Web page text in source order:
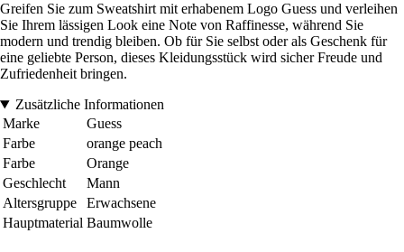
Greifen Sie zum Sweatshirt mit erhabenem Logo Guess und verleihen
Sie Ihrem lässigen Look eine Note von Raffinesse, während Sie
modern und trendig bleiben. Ob für Sie selbst oder als Geschenk für
eine geliebte Person, dieses Kleidungsstück wird sicher Freude und
Zufriedenheit bringen.
Zusätzliche Informationen
Marke
Guess
Farbe
orange peach
Farbe
Orange
Geschlecht
Mann
Altersgruppe
Erwachsene
Hauptmaterial Baumwolle